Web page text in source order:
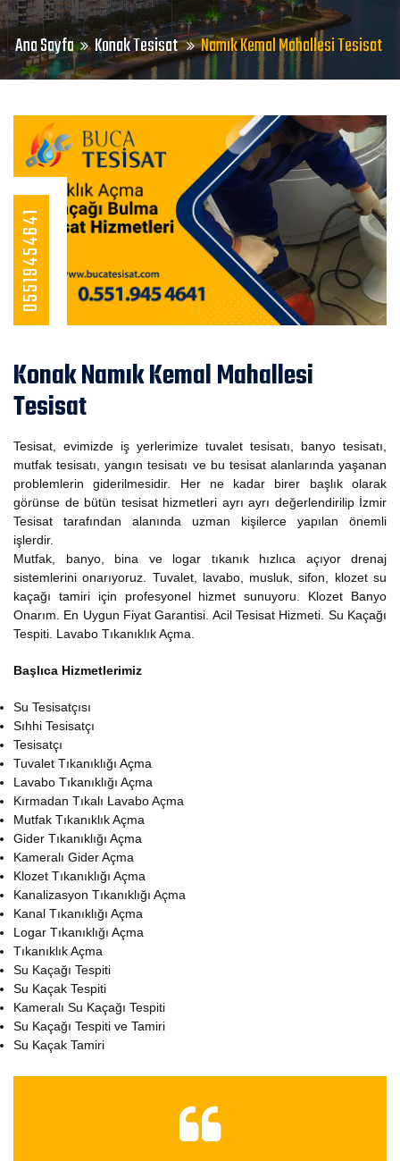
Ana Sayfa Konak Tesisat Namık Kemal Mahallesi Tesisat
05519454641
Konak Namık Kemal Mahallesi
Tesisat
Tesisat, evimizde iş yerlerimize tuvalet tesisatı, banyo tesisatı,
mutfak tesisatı, yangın tesisatı ve bu tesisat alanlarında yaşanan
problemlerin giderilmesidir. Her ne kadar birer başlık olarak
görünse de bütün tesisat hizmetleri ayrı ayrı değerlendirilip İzmir
Tesisat tarafından alanında uzman kişilerce yapılan önemli
işlerdir.
Mutfak, banyo, bina ve logar tıkanık hızlıca açıyor drenaj
sistemlerini onarıyoruz. Tuvalet, lavabo, musluk, sifon, klozet su
kaçağı tamiri için profesyonel hizmet sunuyoru. Klozet Banyo
Onarım. En Uygun Fiyat Garantisi. Acil Tesisat Hizmeti. Su Kaçağı
Tespiti. Lavabo Tıkanıklık Açma.
Başlıca Hizmetlerimiz
Su Tesisatçısı
Sıhhi Tesisatçı
Tesisatçı
Tuvalet Tıkanıklığı Açma
Lavabo Tıkanıklığı Açma
Kırmadan Tıkalı Lavabo Açma
Mutfak Tıkanıklık Açma
Gider Tıkanıklığı Açma
Kameralı Gider Açma
Klozet Tıkanıklığı Açma
Kanalizasyon Tıkanıklığı Açma
Kanal Tıkanıklığı Açma
Logar Tıkanıklığı Açma
Tıkanıklık Açma
Su Kaçağı Tespiti
Su Kaçak Tespiti
Kameralı Su Kaçağı Tespiti
Su Kaçağı Tespiti ve Tamiri
Su Kaçak Tamiri